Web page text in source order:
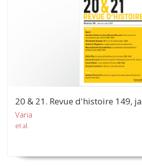
20 & 21. Revue d'histoire 149,
Varia
et al.